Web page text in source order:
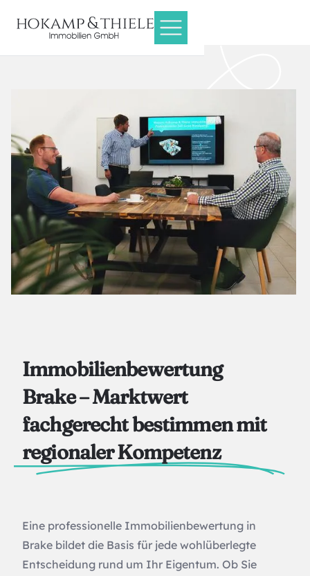
Immobilienbewertung
Brake – Marktwert
fachgerecht bestimmen mit
regionaler Kompetenz
Eine professionelle Immobilienbewertung in
Brake bildet die Basis für jede wohlüberlegte
Entscheidung rund um Ihr Eigentum. Ob Sie